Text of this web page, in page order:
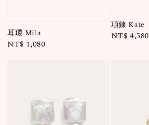
耳環 Mila
Regular
NT$ 1,080
項鍊 Kate
Regular
NT$ 4,580